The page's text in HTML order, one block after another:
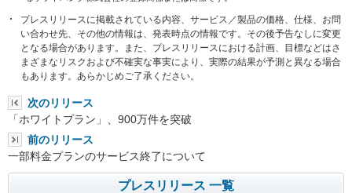
プレスリリースに掲載されている内容、サービス／製品の価格、仕様、お問
い合わせ先、その他の情報は、発表時点の情報です。その後予告なしに変更
となる場合があります。また、プレスリリースにおける計画、目標などはさ
まざまなリスクおよび不確実な事実により、実際の結果が予測と異なる場合
もあります。あらかじめご了承ください。
次のリリース
「ホワイトプラン」、900万件を突破
前のリリース
一部料金プランのサービス終了について
プレスリリース 一覧